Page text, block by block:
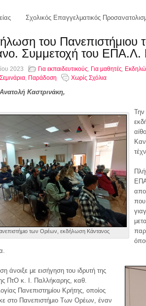
Σχολικός Επαγγελματικός
του Πανεπιστήμιου
Συμμετοχή του ΕΠΑ.Λ.
2023 Για εκπαιδευτικούς, Για μαθητές,
, Παράδοση Χωρίς Σχόλια
Καστρινάκη,
των Ορέων, εκδήλωση Κάντανος
Την
απο
που
άνοιξε με εισήγηση του ιδρυτή της
ΠτΟ κ. Ι. Παλλήκαρης, καθ.
Πανεπιστημίου Κρήτης, οποίος
στο Πανεπιστήμιο Των Ορέων, έναν